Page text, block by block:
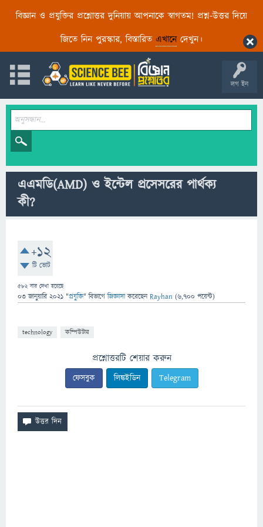
বিজ্ঞান ও প্রযুক্তির প্রশ্নোত্তর দুনিয়ায় আপনাকে স্বাগতম! প্রশ্ন-উত্তর দিয়ে
জিতে নিন পুরস্কার, বিস্তারিত এখানেদেখুন।
লগ ইন
এএমডি(AMD) ও ইন্টেল প্রসেসরের পার্থক্য
কী?
+12
টি ভোট
582বার দেখা হয়েছে
03 জানুয়ারি 2021 "প্রযুক্তি" বিভাগে জিজ্ঞাসাকরেছেনRayhan (6,700 পয়েন্ট)
technology কম্পিউটার
প্রশ্নোত্তরটি শেয়ার করুন
ফেসবুক লিঙ্কইডিন Telegram